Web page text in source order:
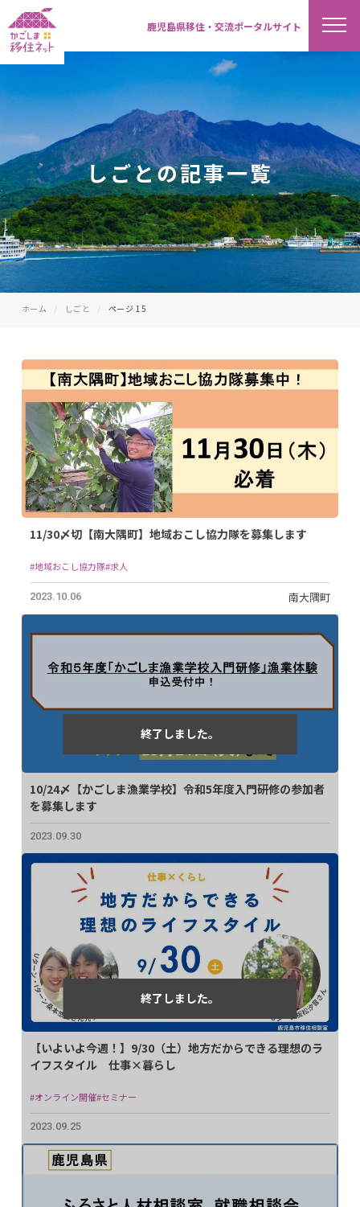
鹿児島県移住・交流ポータルサイト
しごとの記事一覧
ホーム しごと ページ 15
11/30〆切【南大隅町】地域おこし協力隊を募集します
#地域おこし協力隊#求人
2023.10.06 南大隅町
10/24〆【かごしま漁業学校】令和5年度入門研修の参加者
を募集します
2023.09.30
【いよいよ今週！】9/30（土）地方だからできる理想のラ
イフスタイル 仕事×暮らし
#オンライン開催#セミナー
2023.09.25